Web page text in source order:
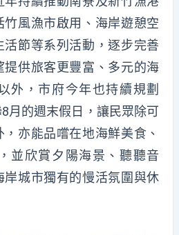
風漁市啟用、海岸遊憩空
活節等系列活動，逐步完善
提供旅客更豐富、多元的海
外，市府今年也持續規劃
8月的週末假日，讓民眾除可
亦能品嚐在地海鮮美食、
並欣賞夕陽海景、聽聽音
岸城市獨有的慢活氛圍與休